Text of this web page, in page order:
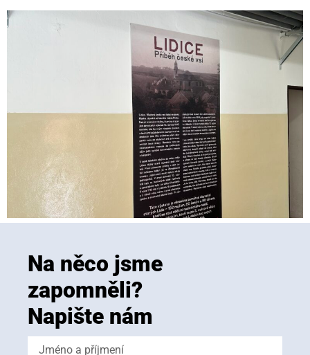
Na něco jsme
zapomněli?
Napište nám